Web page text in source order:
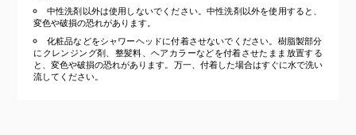
中性洗剤以外は使用しないでください。中性洗剤以外を使用すると、
変色や破損の恐れがあります。
化粧品などをシャワーヘッドに付着させないでください。樹脂製部分
にクレンジング剤、整髪料、ヘアカラーなどを付着させたまま放置する
と、変色や破損の恐れがあります。万一、付着した場合はすぐに水で洗い
流してください。